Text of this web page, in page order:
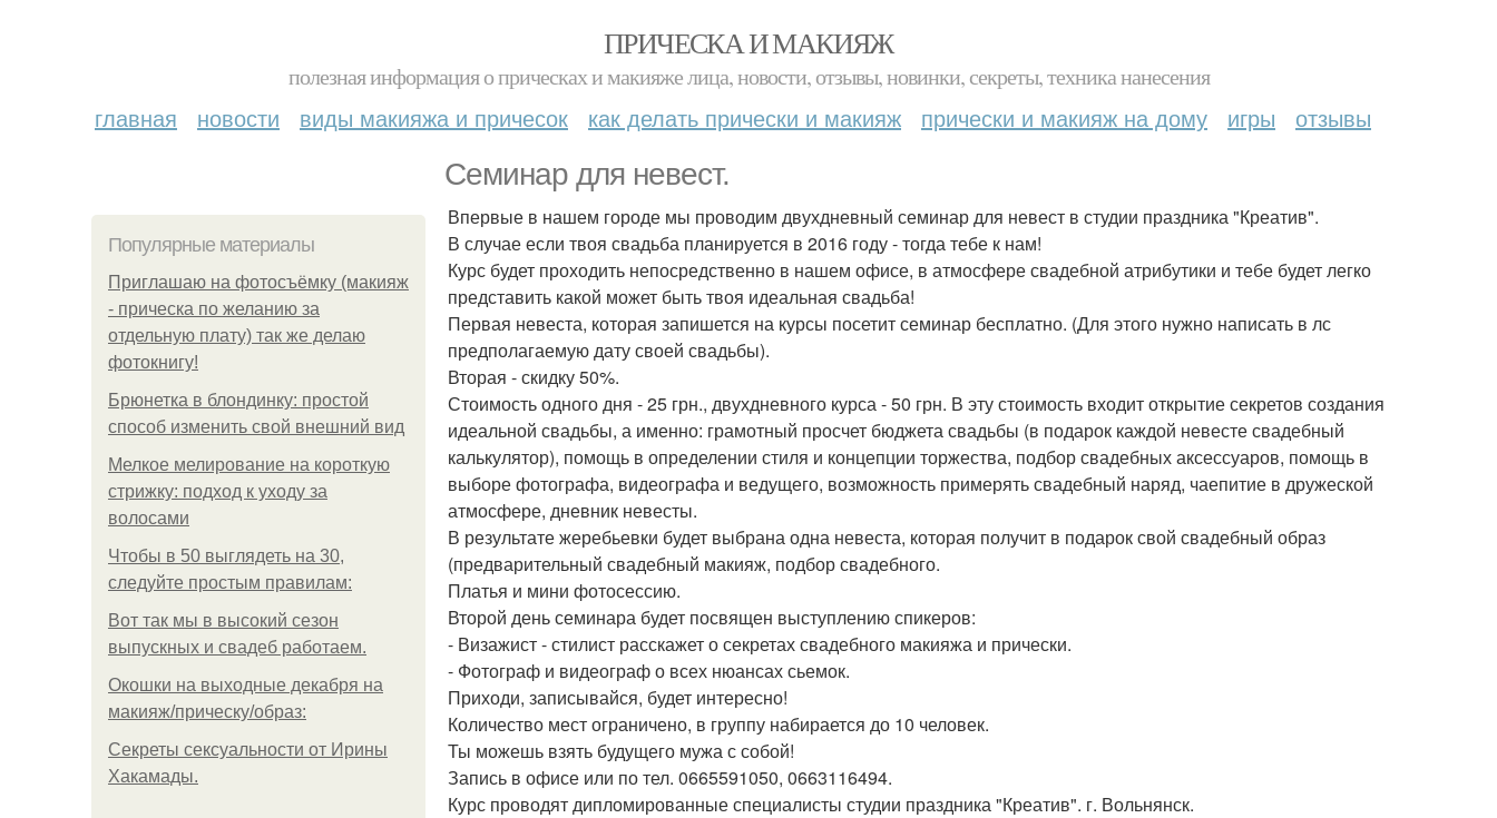
ПРИЧЕСКА И МАКИЯЖ
полезная информация о прическах и макияже лица, новости, отзывы, новинки, секреты, техника нанесения
главная новости виды макияжа и причесок как делать прически и макияж прически и макияж на дому игры отзывы
Семинар для невест.
Популярные материалы
Приглашаю на фотосъёмку (макияж
- прическа по желанию за
отдельную плату) так же делаю
фотокнигу!
Брюнетка в блондинку: простой
способ изменить свой внешний вид
Мелкое мелирование на короткую
стрижку: подход к уходу за
волосами
Чтобы в 50 выглядеть на 30,
следуйте простым правилам:
Вот так мы в высокий сезон
выпускных и свадеб работаем.
Окошки на выходные декабря на
макияж/прическу/образ:
Секреты сексуальности от Ирины
Хакамады.
Впервые в нашем городе мы проводим двухдневный семинар для невест в студии праздника "Креатив".
В случае если твоя свадьба планируется в 2016 году - тогда тебе к нам!
Курс будет проходить непосредственно в нашем офисе, в атмосфере свадебной атрибутики и тебе будет легко
представить какой может быть твоя идеальная свадьба!
Первая невеста, которая запишется на курсы посетит семинар бесплатно. (Для этого нужно написать в лс
предполагаемую дату своей свадьбы).
Вторая - скидку 50%.
Стоимость одного дня - 25 грн., двухдневного курса - 50 грн. В эту стоимость входит открытие секретов создания
идеальной свадьбы, а именно: грамотный просчет бюджета свадьбы (в подарок каждой невесте свадебный
калькулятор), помощь в определении стиля и концепции торжества, подбор свадебных аксессуаров, помощь в
выборе фотографа, видеографа и ведущего, возможность примерять свадебный наряд, чаепитие в дружеской
атмосфере, дневник невесты.
В результате жеребьевки будет выбрана одна невеста, которая получит в подарок свой свадебный образ
(предварительный свадебный макияж, подбор свадебного.
Платья и мини фотосессию.
Второй день семинара будет посвящен выступлению спикеров:
- Визажист - стилист расскажет о секретах свадебного макияжа и прически.
- Фотограф и видеограф о всех нюансах сьемок.
Приходи, записывайся, будет интересно!
Количество мест ограничено, в группу набирается до 10 человек.
Ты можешь взять будущего мужа с собой!
Запись в офисе или по тел. 0665591050, 0663116494.
Курс проводят дипломированные специалисты студии праздника "Креатив". г. Вольнянск.